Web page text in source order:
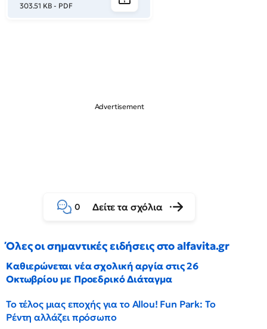
303.51 KB - PDF
0 Δείτε τα σχόλια
Όλες οι σημαντικές ειδήσεις στο alfavita.gr
Καθιερώνεται νέα σχολική αργία στις 26
Οκτωβρίου με Προεδρικό Διάταγμα
Το τέλος μιας εποχής για το Allou! Fun Park: Το
Ρέντη αλλάζει πρόσωπο